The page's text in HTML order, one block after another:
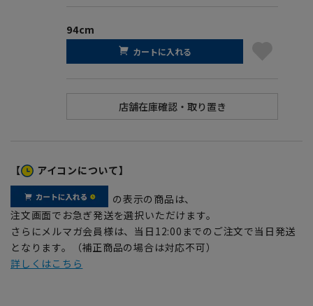
94cm
カートに入れる
【 アイコンについて】
の表示の商品は、
注文画面でお急ぎ発送を選択いただけます。
さらにメルマガ会員様は、当日12:00までのご注文で当日発送
となります。（補正商品の場合は対応不可）
詳しくはこちら